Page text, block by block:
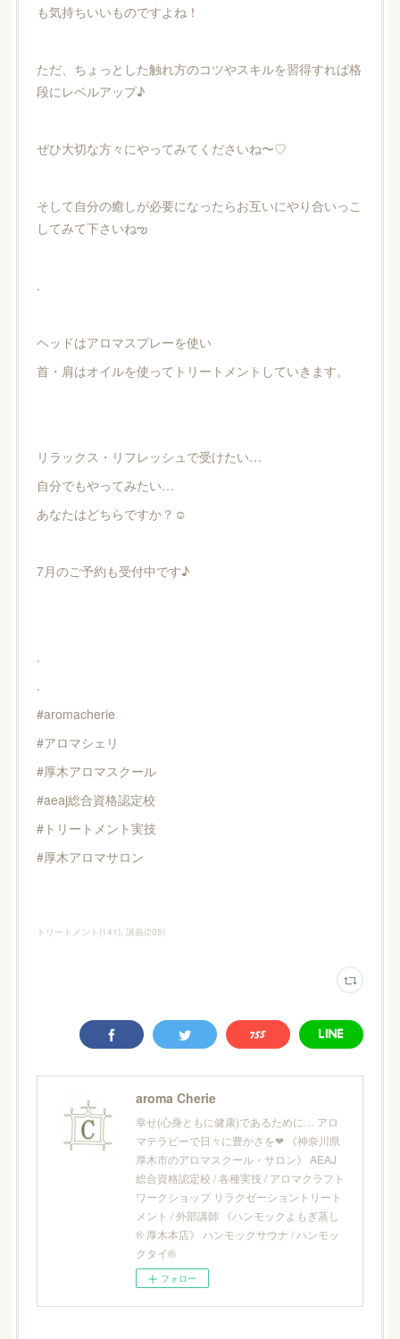
も気持ちいいものですよね！
ただ、ちょっとした触れ方のコツやスキルを習得すれば格
段にレベルアップ♪
ぜひ大切な方々にやってみてくださいね〜♡
そして自分の癒しが必要になったらお互いにやり合いっこ
してみて下さいねఌ
.
ヘッドはアロマスプレーを使い
首・肩はオイルを使ってトリートメントしていきます。
リラックス・リフレッシュで受けたい…
自分でもやってみたい…
あなたはどちらですか？☺︎
7月のご予約も受付中です♪
.
.
#aromacherie
#アロマシェリ
#厚木アロマスクール
#aeaj総合資格認定校
#トリートメント実技
#厚木アロマサロン
トリートメント (141) 講義(205)
aroma Cherie
幸せ(心身ともに健康)であるために… アロ
マテラピーで日々に豊かさを❤︎ 《神奈川県
厚木市のアロマスクール・サロン》 AEAJ
総合資格認定校 / 各種実技 / アロマクラフト
ワークショップ リラクゼーショントリート
メント / 外部講師 《ハンモックよもぎ蒸し
® 厚木本店》 ハンモックサウナ / ハンモッ
クタイ®
フォロー